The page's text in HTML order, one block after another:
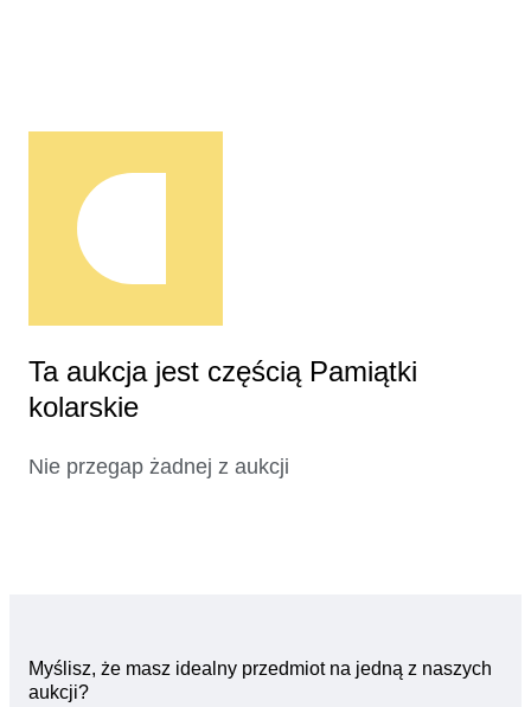
Ta aukcja jest częścią Pamiątki
kolarskie
Nie przegap żadnej z aukcji
Myślisz, że masz idealny przedmiot na jedną z naszych
aukcji?